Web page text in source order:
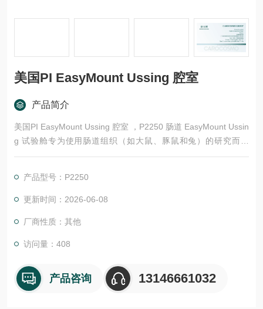
美国PI EasyMount Ussing 腔室
产品简介
美国PI EasyMount Ussing 腔室 ，P2250 肠道 EasyMount Ussin
g 试验舱专为使用肠道组织（如大鼠、豚鼠和兔）的研究而设
计。该腔室使用定制设计的 EasyMount Ussing 腔室滑块 （P22
产品型号：P2250
更新时间：2026-06-08
厂商性质：其他
访问量：408
产品咨询 13146661032